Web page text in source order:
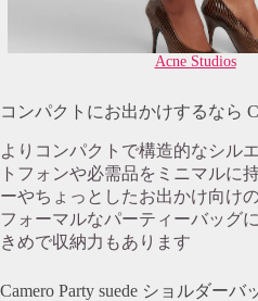
Acne Studios
コンパクトにお出かけするなら
よりコンパクトで構造的なシル
トフォンや必需品をミニマルに
ーやちょっとしたお出かけ向け
フォーマルなパーティーバッグ
きめで収納力もあります
Camero Party suede ショルダーバ